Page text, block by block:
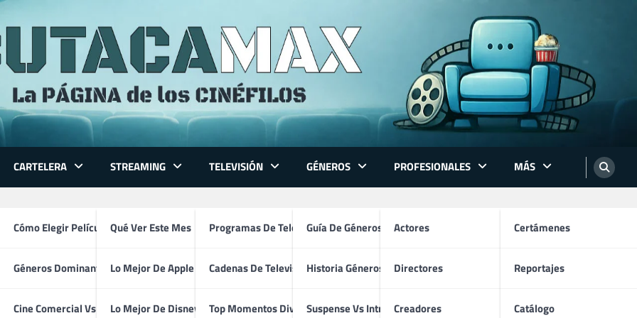
Series
CARTELERA
Cómo Elegir Película
Géneros Dominantes
Cine Comercial Vs Autor
STREAMING
Qué Ver Este Mes
Lo Mejor De Apple TV
Lo Mejor De Disney+
TELEVISIÓN
Programas De Televisión
Cadenas De Televisión
Top Momentos Divertidos
GÉNEROS
Guía De Géneros
Historia Géneros TV
Suspense Vs Intriga
PROFESIONALES
Actores
Directores
Creadores
MÁS
Certámenes
Reportajes
Catálogo
TÉCNICOS
Iker Jiménez